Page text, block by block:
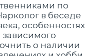
по
в беседе
особенностях
зависимого
о наличии